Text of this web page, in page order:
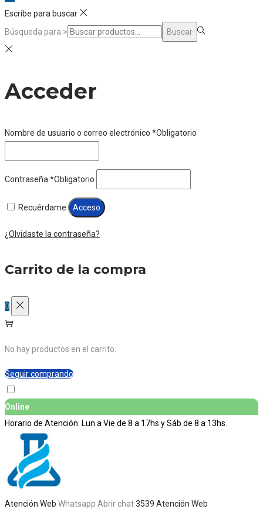
Escribe para buscar
Búsqueda para:>
Buscar
Acceder
Nombre de usuario o correo electrónico *Obligatorio
Contraseña*Obligatorio
Recuérdame Acceso
¿Olvidaste la contraseña?
Carrito de la compra
0
No hay productos en el carrito.
Seguir comprando
Online
Horario de Atención: Lun a Vie de 8 a 17hs y Sáb de 8 a 13hs.
Atención Web Whatsapp Abrir chat3539 Atención Web